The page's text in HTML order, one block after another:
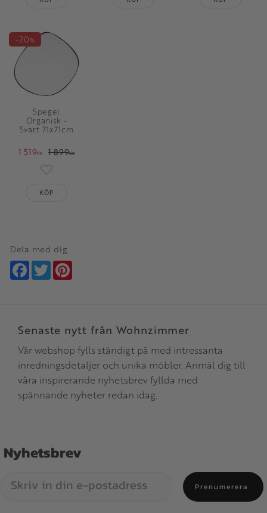
Spegel
Organisk -
Svart 71x71cm
1 519KR 1 899KR
20%
Lägg till i favoriter
KÖP
Dela med dig
Facebook
Twitter
Senaste nytt från Wohnzimmer
Vår webshop fylls ständigt på med intressanta
inredningsdetaljer och unika möbler. Anmäl dig till
våra inspirerande nyhetsbrev fyllda med
spännande nyheter redan idag.
Nyhetsbrev
Prenumerera